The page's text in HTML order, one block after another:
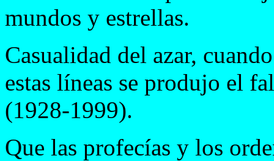
mundos y estrellas.
Casualidad del azar,
estas líneas se produjo el
(1928-1999).
Que las profecías y los